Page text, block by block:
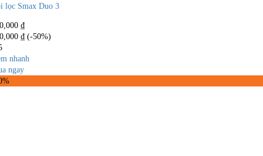
lọc Smax Duo 3
₫
₫ (-50%)
nhanh
ngay